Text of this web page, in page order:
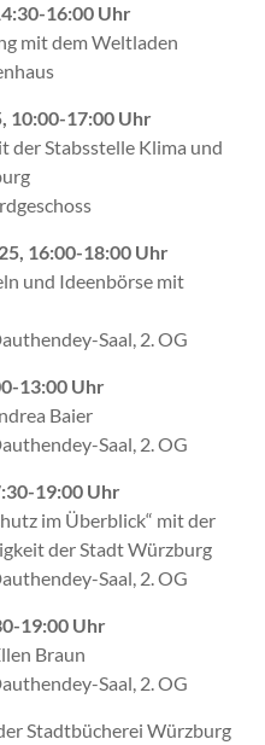
16:00 Uhr
mit dem Weltladen
10:00-17:00 Uhr
der Stabsstelle Klima und
16:00-18:00 Uhr
und Ideenbörse mit
Saal, 2. OG
13:00 Uhr
Baier
Saal, 2. OG
19:00 Uhr
im Überblick“ mit der
der Stadt Würzburg
Saal, 2. OG
19:00 Uhr
Braun
Saal, 2. OG
Stadtbücherei Würzburg